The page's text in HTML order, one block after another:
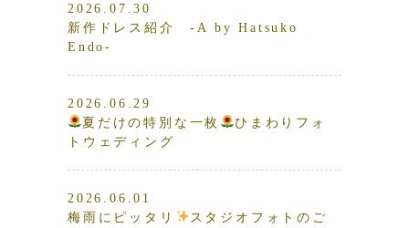
2026.07.30
新作ドレス紹介 -A by Hatsuko
Endo-
2026.06.29
夏だけの特別な一枚
ひまわりフォ
トウェディング
2026.06.01
梅雨にピッタリ
スタジオフォトのご